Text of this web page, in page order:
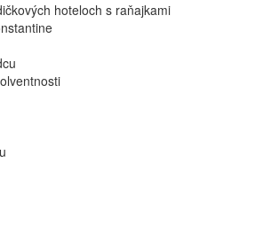
hoteloch s raňajkami